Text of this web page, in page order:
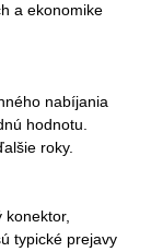
a ekonomike
nabíjania
hodnotu.
roky.
typické prejavy